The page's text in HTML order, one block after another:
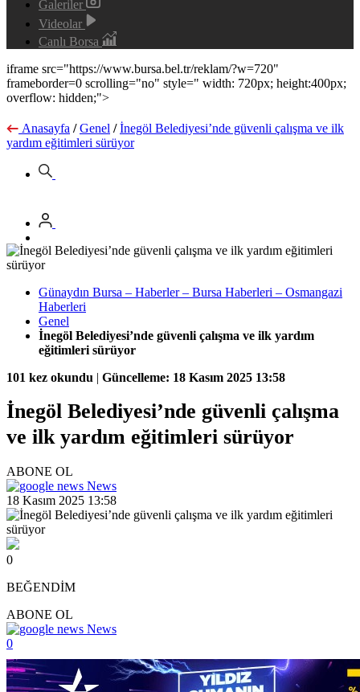
Galeriler
Videolar
Canlı Borsa
iframe src="https://www.bursa.bel.tr/reklam/?w=720"
frameborder=0 scrolling="no" style=" width: 720px; height:400px;
overflow: hidden;">
Anasayfa / Genel / İnegöl Belediyesi’nde güvenli çalışma ve ilk
yardım eğitimleri sürüyor
Günaydın Bursa – Haberler – Bursa Haberleri – Osmangazi
Haberleri
Genel
İnegöl Belediyesi’nde güvenli çalışma ve ilk yardım
eğitimleri sürüyor
101 kez okundu | Güncelleme: 18 Kasım 2025 13:58
İnegöl Belediyesi’nde güvenli çalışma
ve ilk yardım eğitimleri sürüyor
ABONE OL
News
18 Kasım 2025 13:58
0
BEĞENDİM
ABONE OL
News
0